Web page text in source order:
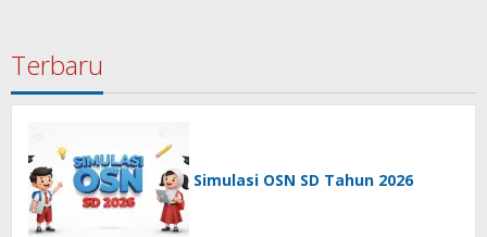
Terbaru
Simulasi OSN SD Tahun 2026